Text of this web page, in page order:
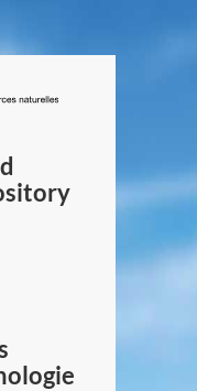
/
Canada